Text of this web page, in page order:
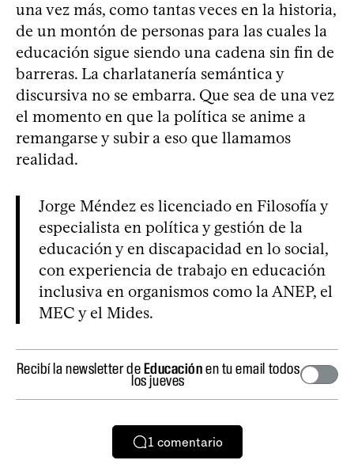
una vez más, como tantas veces en la historia,
de un montón de personas para las cuales la
educación sigue siendo una cadena sin fin de
barreras. La charlatanería semántica y
discursiva no se embarra. Que sea de una vez
el momento en que la política se anime a
remangarse y subir a eso que llamamos
realidad.
Jorge Méndez es licenciado en Filosofía y
especialista en política y gestión de la
educación y en discapacidad en lo social,
con experiencia de trabajo en educación
inclusiva en organismos como la ANEP, el
MEC y el Mides.
Recibí la newsletter deEducaciónen tu email todos
los jueves
1 comentario